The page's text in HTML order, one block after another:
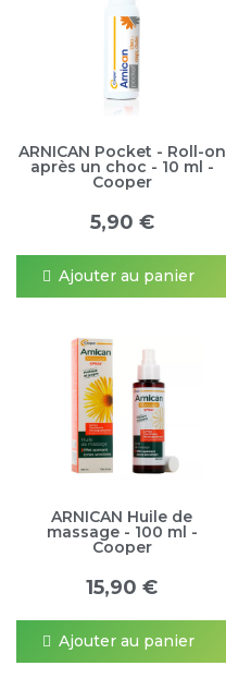
ARNICAN Pocket - Roll-on
après un choc - 10 ml -
Cooper
5,90 €
Ajouter au panier
ARNICAN Huile de
massage - 100 ml -
Cooper
15,90 €
Ajouter au panier